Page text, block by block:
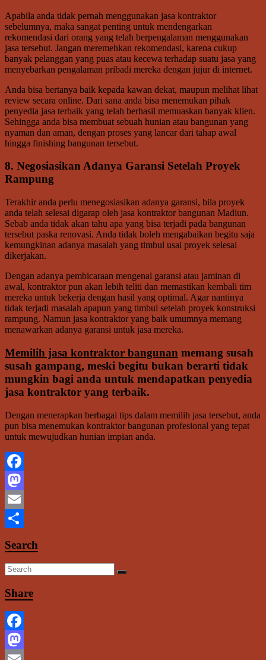
Apabila anda tidak pernah menggunakan jasa kontraktor
sebelumnya, maka sangat penting untuk mendengarkan
rekomendasi dari orang yang telah berpengalaman menggunakan
jasa tersebut. Jangan meremehkan rekomendasi, karena cukup
banyak pelanggan yang puas atau kecewa terhadap suatu jasa yang
menyebarkan pengalaman pribadi mereka dengan jujur di internet.
Anda bisa bertanya baik kepada kawan dekat, maupun melihat lihat
review secara online. Dari sana anda bisa menemukan pihak
penyedia jasa terbaik yang telah berhasil memuaskan banyak klien.
Sehingga anda bisa membuat sebuah hunian atau bangunan yang
nyaman dan aman, dengan proses yang lancar dari tahap awal
hingga finishing bangunan tersebut.
8. Negosiasikan Adanya Garansi Setelah Proyek
Rampung
Terakhir anda perlu menegosiasikan adanya garansi, bila proyek
anda telah selesai digarap oleh jasa kontraktor bangunan Madiun.
Sebab anda tidak akan tahu apa yang bisa terjadi pada bangunan
tersebut paska renovasi. Anda tidak boleh mengabaikan begitu saja
kemungkinan adanya masalah yang timbul usai proyek selesai
dikerjakan.
Dengan adanya pembicaraan mengenai garansi atau jaminan di
awal, kontraktor pun akan lebih teliti dan memastikan kembali tim
mereka untuk bekerja dengan hasil yang optimal. Agar nantinya
tidak terjadi masalah apapun yang timbul setelah proyek konstruksi
rampung. Namun jasa kontraktor yang baik umumnya memang
menawarkan adanya garansi untuk jasa mereka.
Memilih jasa kontraktor bangunan memang susah
susah gampang, meski begitu bukan berarti tidak
mungkin bagi anda untuk mendapatkan penyedia
jasa kontraktor yang terbaik.
Dengan menerapkan berbagai tips dalam memilih jasa tersebut, anda
pun bisa menemukan kontraktor bangunan profesional yang tepat
untuk mewujudkan hunian impian anda.
Facebook
Mastodon
Email
Search
Share
Facebook